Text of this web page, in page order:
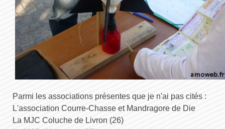
Parmi les associations présentes que je n'ai pas cités :
L'association Courre-Chasse et Mandragore de Die
La MJC Coluche de Livron (26)